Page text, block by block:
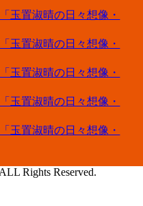
置淑晴の日々想像・
置淑晴の日々想像・
置淑晴の日々想像・
置淑晴の日々想像・
置淑晴の日々想像・
Rights Reserved.